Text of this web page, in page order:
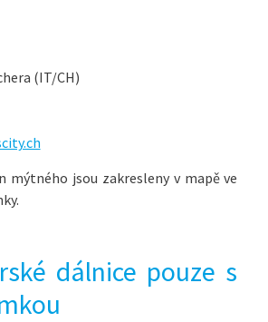
(IT/CH)
mýtného jsou zakresleny v mapě ve
dálnice pouze s